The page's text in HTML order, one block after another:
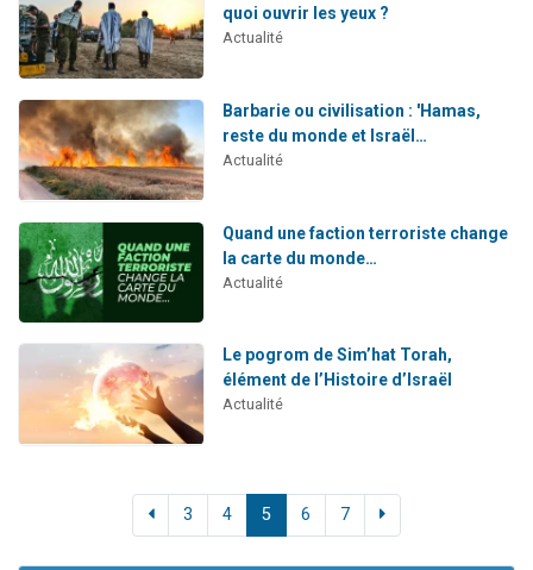
quoi ouvrir les yeux ?
Actualité
Barbarie ou civilisation : 'Hamas,
reste du monde et Israël…
Actualité
Quand une faction terroriste change
la carte du monde…
Actualité
Le pogrom de Sim’hat Torah,
élément de l’Histoire d’Israël
Actualité
3 4 5 6 7